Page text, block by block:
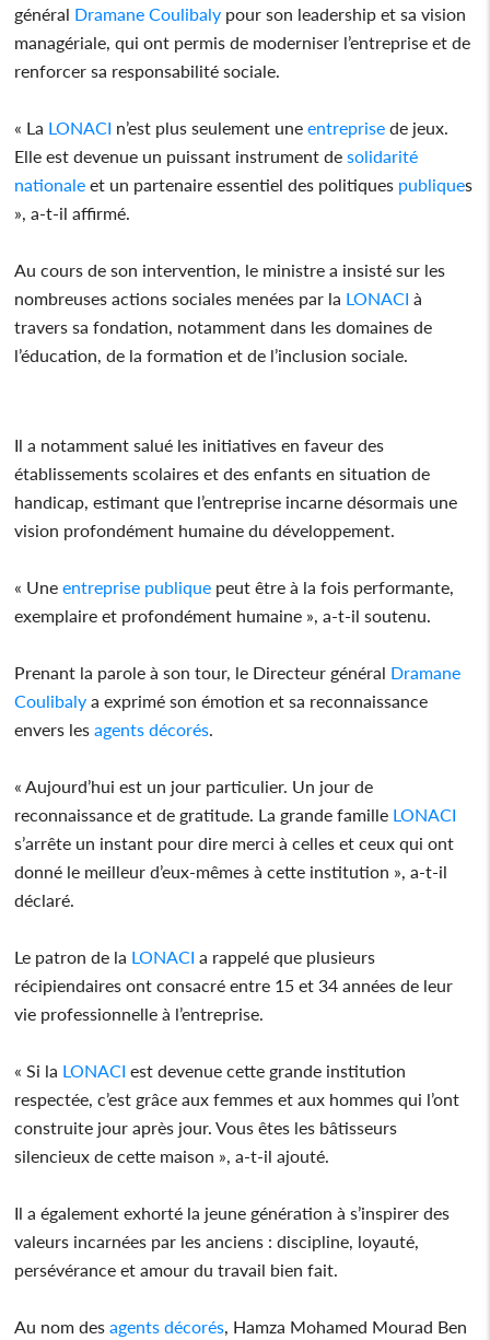
général Dramane Coulibaly pour son leadership et sa vision
managériale, qui ont permis de moderniser l’entreprise et de
renforcer sa responsabilité sociale.
« La LONACI n’est plus seulement une entreprise de jeux.
Elle est devenue un puissant instrument de solidarité
nationale et un partenaire essentiel des politiques publiques
», a-t-il affirmé.
Au cours de son intervention, le ministre a insisté sur les
nombreuses actions sociales menées par la LONACI à
travers sa fondation, notamment dans les domaines de
l’éducation, de la formation et de l’inclusion sociale.
Il a notamment salué les initiatives en faveur des
établissements scolaires et des enfants en situation de
handicap, estimant que l’entreprise incarne désormais une
vision profondément humaine du développement.
« Une entreprise publique peut être à la fois performante,
exemplaire et profondément humaine », a-t-il soutenu.
Prenant la parole à son tour, le Directeur général Dramane
Coulibaly a exprimé son émotion et sa reconnaissance
envers les agents décorés
« Aujourd’hui est un jour particulier. Un jour de
reconnaissance et de gratitude. La grande famille LONACI
s’arrête un instant pour dire merci à celles et ceux qui ont
donné le meilleur d’eux-mêmes à cette institution », a-t-il
déclaré.
Le patron de la LONACI a rappelé que plusieurs
récipiendaires ont consacré entre 15 et 34 années de leur
vie professionnelle à l’entreprise.
« Si la LONACI est devenue cette grande institution
respectée, c’est grâce aux femmes et aux hommes qui l’ont
construite jour après jour. Vous êtes les bâtisseurs
silencieux de cette maison », a-t-il ajouté.
Il a également exhorté la jeune génération à s’inspirer des
valeurs incarnées par les anciens : discipline, loyauté,
persévérance et amour du travail bien fait.
Au nom des agents décorés , Hamza Mohamed Mourad Ben